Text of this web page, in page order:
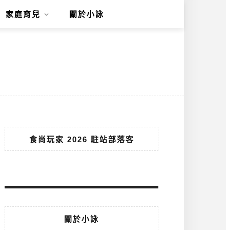
家庭育兒 關於小詠
食尚玩家 2026 駐站部落客
關於小詠